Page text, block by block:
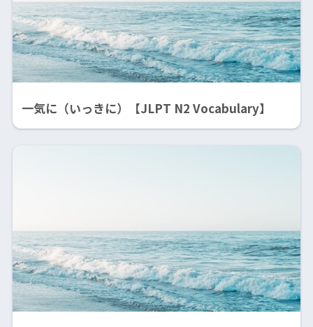
一気に（いっきに）【JLPT N2 Vocabulary】